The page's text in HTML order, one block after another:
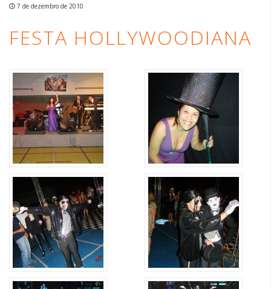
7 de dezembro de 2010
FESTA HOLLYWOODIANA